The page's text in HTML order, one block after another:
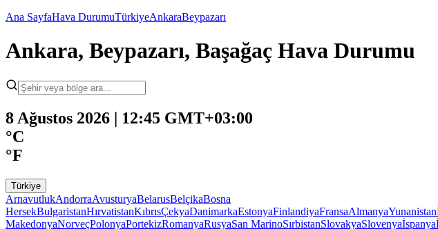
Ana SayfaHava DurumuTürkiyeAnkaraBeypazarı
Ankara, Beypazarı, Başağaç Hava Durumu
8 Ağustos 2026 | 12:45 GMT+03:00
°C
°F
Türkiye
ArnavutlukAndorraAvusturyaBelarusBelçikaBosna
HersekBulgaristanHırvatistanKıbrısÇekyaDanimarkaEstonyaFinlandiyaFransaAlmanyaYunanistan
MakedonyaNorveçPolonyaPortekizRomanyaRusyaSan MarinoSırbistanSlovakyaSlovenyaİspanya